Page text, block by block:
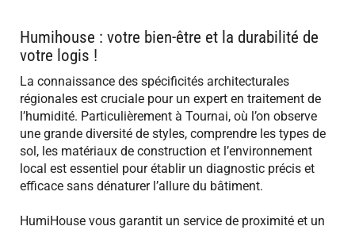
Humihouse : votre bien-être et la durabilité de
votre logis !
La connaissance des spécificités architecturales
régionales est cruciale pour un expert en traitement de
l’humidité. Particulièrement à Tournai, où l’on observe
une grande diversité de styles, comprendre les types de
sol, les matériaux de construction et l’environnement
local est essentiel pour établir un diagnostic précis et
efficace sans dénaturer l’allure du bâtiment.
HumiHouse vous garantit un service de proximité et un